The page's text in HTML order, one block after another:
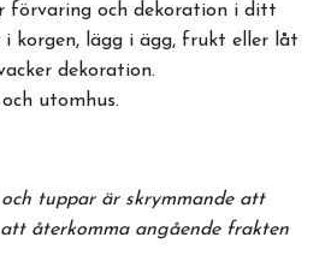
förvaring och dekoration i ditt
korgen, lägg i ägg, frukt eller låt
dekoration.
utomhus.
tuppar är skrymmande att
återkomma angående frakten